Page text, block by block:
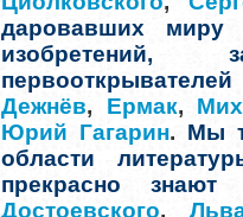
даровавших миру
изобретений,
Дежнёв, Ермак,
Юрий Гагарин. Мы
области
прекрасно
Достоевского,